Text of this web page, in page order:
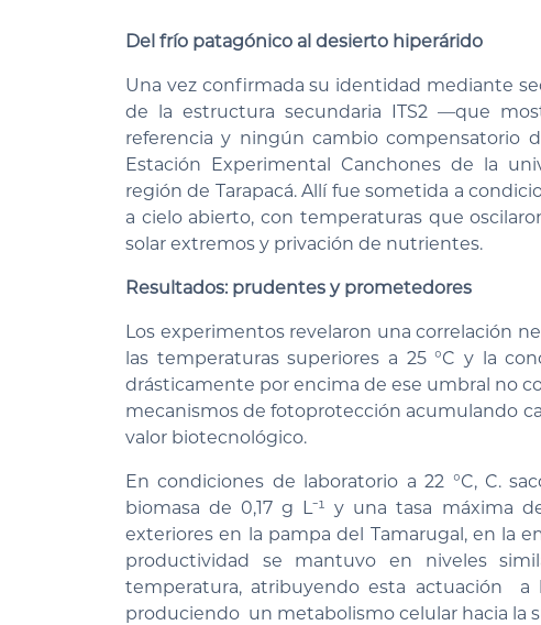
Del frío patagónico al desierto hiperárido
Una vez confirmada su identidad mediante
de la estructura secundaria ITS2 —que
referencia y ningún cambio compensatorio
Estación Experimental Canchones de la
región de Tarapacá. Allí fue sometida a
a cielo abierto, con temperaturas que
solar extremos y privación de nutrientes.
Resultados: prudentes y prometedores
Los experimentos revelaron una correlación
las temperaturas superiores a 25 °C y la
drásticamente por encima de ese umbral no
mecanismos de fotoprotección acumulando
valor biotecnológico.
En condiciones de laboratorio a 22 °C, C.
biomasa de 0,17 g L⁻¹ y una tasa máxima
exteriores en la pampa del Tamarugal, en la
productividad se mantuvo en niveles
temperatura, atribuyendo esta actuación
produciendo un metabolismo celular hacia la